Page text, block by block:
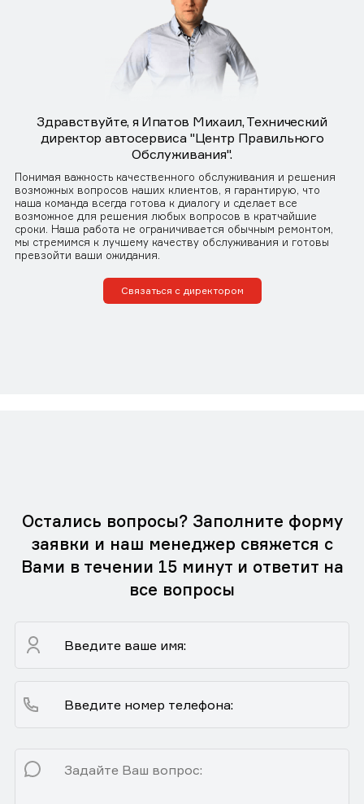
Здравствуйте, я Ипатов Михаил, Технический
директор автосервиса "Центр Правильного
Обслуживания".
Понимая важность качественного обслуживания и решения
возможных вопросов наших клиентов, я гарантирую, что
наша команда всегда готова к диалогу и сделает все
возможное для решения любых вопросов в кратчайшие
сроки. Наша работа не ограничивается обычным ремонтом,
мы стремимся к лучшему качеству обслуживания и готовы
превзойти ваши ожидания.
Связаться с директором
Остались вопросы? Заполните форму
заявки и наш менеджер свяжется с
Вами в течении 15 минут и ответит на
все вопросы